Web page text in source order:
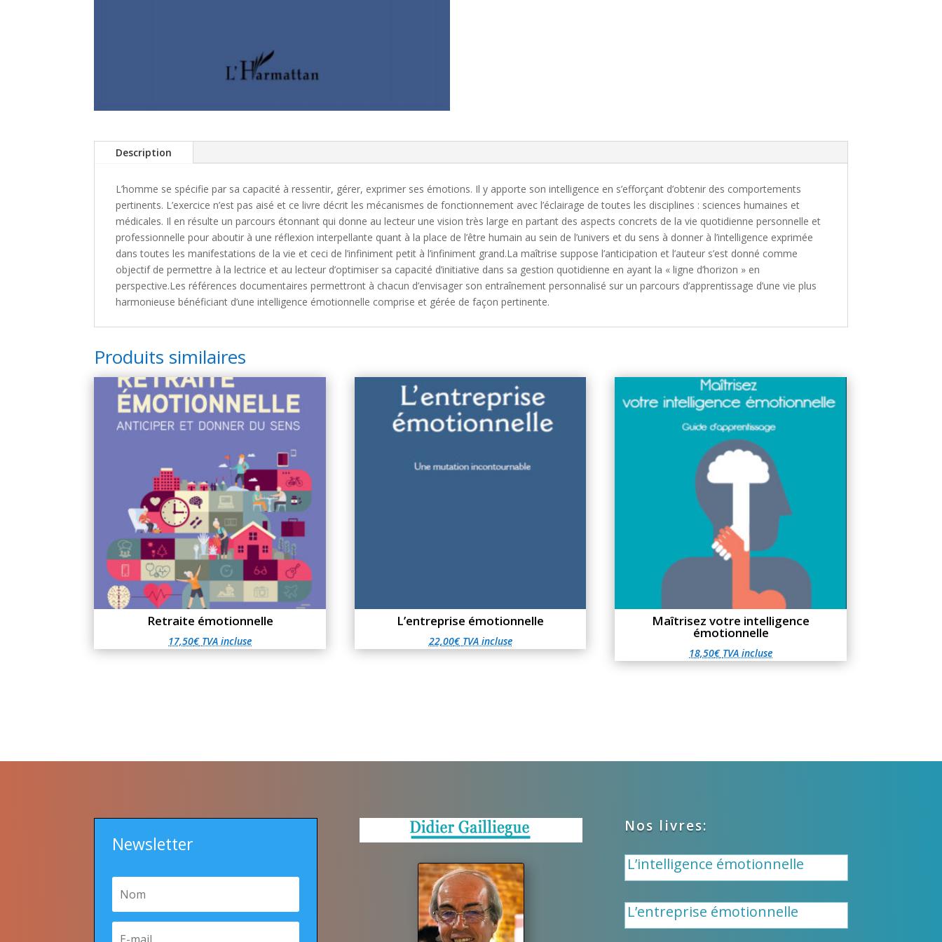
Description
L’homme se spécifie par sa capacité à ressentir, gérer, exprimer ses émotions. Il y apporte son intelligence en s’efforçant d’obtenir des comportements
pertinents. L’exercice n’est pas aisé et ce livre décrit les mécanismes de fonctionnement avec l’éclairage de toutes les disciplines : sciences humaines et
médicales. Il en résulte un parcours étonnant qui donne au lecteur une vision très large en partant des aspects concrets de la vie quotidienne personnelle et
professionnelle pour aboutir à une réflexion interpellante quant à la place de l’être humain au sein de l’univers et du sens à donner à l’intelligence exprimée
dans toutes les manifestations de la vie et ceci de l’infiniment petit à l’infiniment grand.La maîtrise suppose l’anticipation et l’auteur s’est donné comme
objectif de permettre à la lectrice et au lecteur d’optimiser sa capacité d’initiative dans sa gestion quotidienne en ayant la « ligne d’horizon » en
perspective.Les références documentaires permettront à chacun d’envisager son entraînement personnalisé sur un parcours d’apprentissage d’une vie plus
harmonieuse bénéficiant d’une intelligence émotionnelle comprise et gérée de façon pertinente.
Produits similaires
Retraite émotionnelle
17,50€ TVA incluse
L’entreprise émotionnelle
22,00€ TVA incluse
Maîtrisez votre intelligence
émotionnelle
18,50€ TVA incluse
Newsletter
Nos livres:
L’intelligence émotionnelle
L’entreprise émotionnelle